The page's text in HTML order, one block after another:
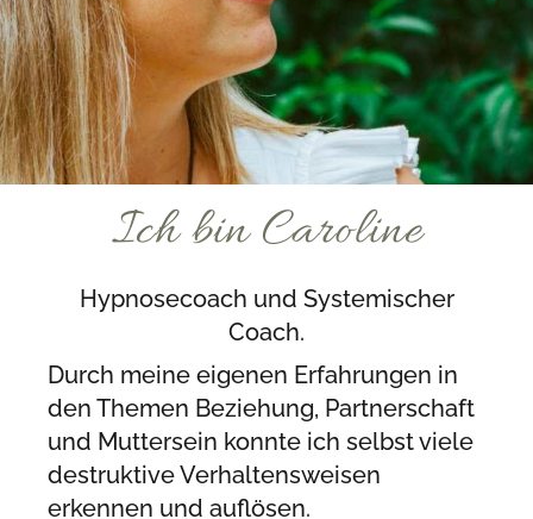
Ich bin Caroline
Hypnosecoach und Systemischer
Coach.
Durch meine eigenen Erfahrungen in
den Themen Beziehung, Partnerschaft
und Muttersein konnte ich selbst viele
destruktive Verhaltensweisen
erkennen und auflösen.